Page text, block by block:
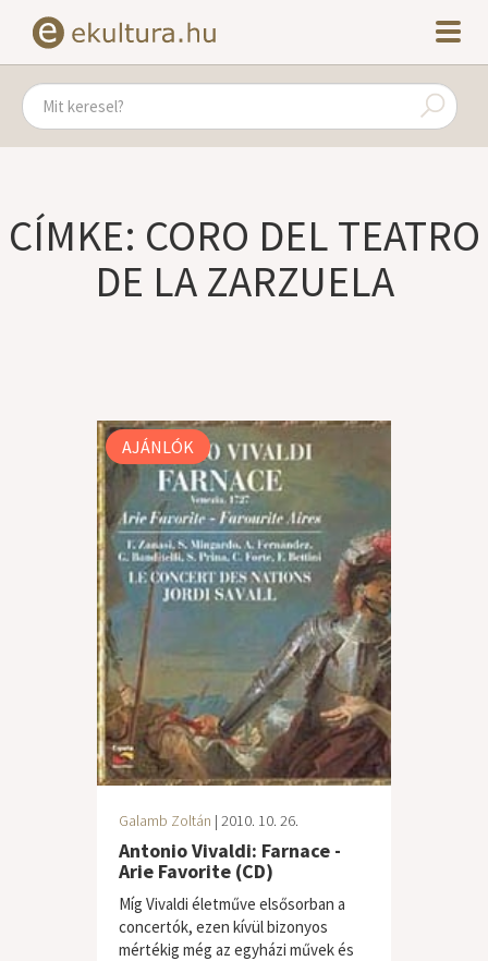
CÍMKE: CORO DEL TEATRO
DE LA ZARZUELA
AJÁNLÓK
Galamb Zoltán | 2010. 10. 26.
Antonio Vivaldi: Farnace -
Arie Favorite (CD)
Míg Vivaldi életműve elsősorban a
concertók, ezen kívül bizonyos
mértékig még az egyházi művek és